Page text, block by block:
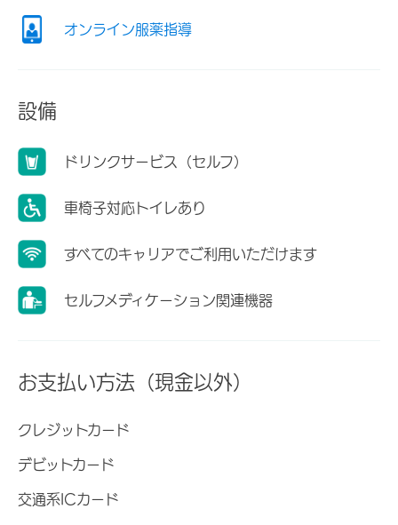
オンライン服薬指導
設備
ドリンクサービス（セルフ）
車椅子対応トイレあり
すべてのキャリアでご利用いただけます
セルフメディケーション関連機器
お支払い方法（現金以外）
クレジットカード
デビットカード
交通系ICカード